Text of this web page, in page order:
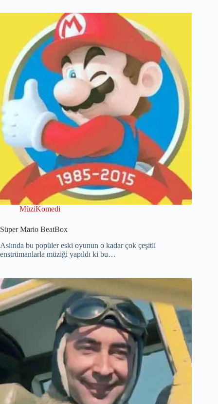
MüziKomedi
Süper Mario BeatBox
Aslında bu popüler eski oyunun o kadar çok çeşitli
enstrümanlarla müziği yapıldı ki bu…